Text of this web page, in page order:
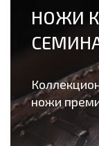
НОЖИ
ножи